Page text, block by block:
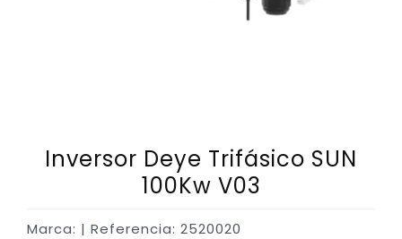
Inversor Deye Trifásico SUN
100Kw V03
Marca: | Referencia: 2520020